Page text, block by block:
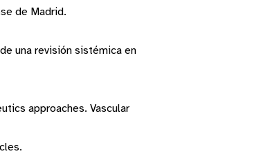
de Madrid.
una revisión sistémica en
approaches. Vascular